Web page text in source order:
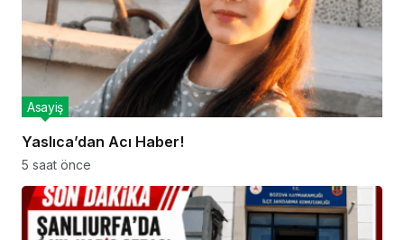
Yaslıca’dan Acı Haber!
Asayiş
5 saat önce